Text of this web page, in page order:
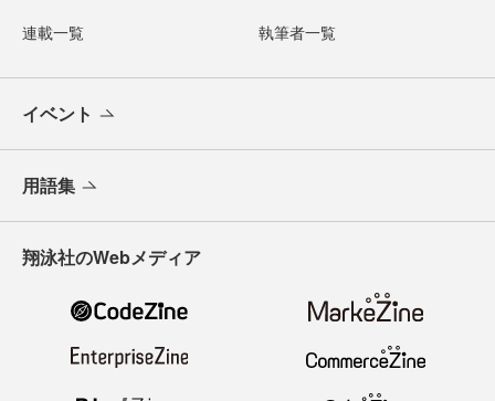
連載一覧 執筆者一覧
イベント
用語集
翔泳社のWebメディア